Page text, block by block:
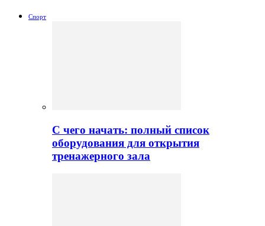
Спорт
С чего начать: полный список
оборудования для открытия
тренажерного зала